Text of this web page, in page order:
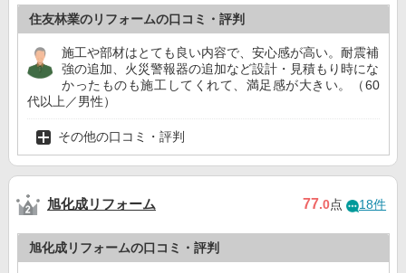
住友林業のリフォームの口コミ・評判
施工や部材はとても良い内容で、安心感が高い。耐震補
強の追加、火災警報器の追加など設計・見積もり時にな
かったものも施工してくれて、満足感が大きい。（60
代以上／男性）
その他の口コミ・評判
旭化成リフォーム 77.0点 18件
旭化成リフォームの口コミ・評判